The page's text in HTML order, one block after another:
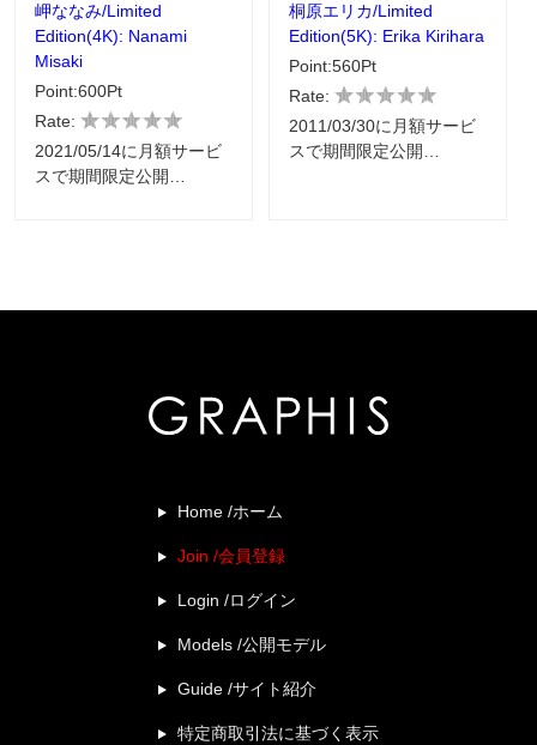
岬ななみ/Limited
Edition(4K): Nanami
Misaki
Point:600Pt
Rate:
2021/05/14に月額サービ
スで期間限定公開…
桐原エリカ/Limited
Edition(5K): Erika Kirihara
Point:560Pt
Rate:
2011/03/30に月額サービ
スで期間限定公開…
Home /ホーム
Join /会員登録
Login /ログイン
Models /公開モデル
Guide /サイト紹介
特定商取引法に基づく表示